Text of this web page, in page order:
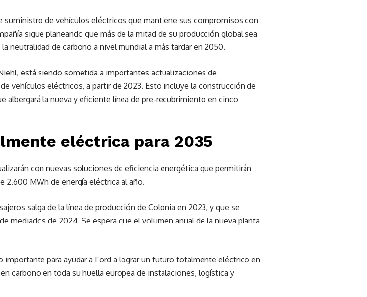
suministro de vehículos eléctricos que mantiene sus compromisos con
sigue planeando que más de la mitad de su producción global sea
neutralidad de carbono a nivel mundial a más tardar en 2050.
está siendo sometida a importantes actualizaciones de
vehículos eléctricos, a partir de 2023. Esto incluye la construcción de
albergará la nueva y eficiente línea de pre-recubrimiento en cinco
eléctrica para 2035
con nuevas soluciones de eficiencia energética que permitirán
2.600 MWh de energía eléctrica al año.
salga de la línea de producción de Colonia en 2023, y que se
mediados de 2024. Se espera que el volumen anual de la nueva planta
importante para ayudar a Ford a lograr un futuro totalmente eléctrico en
carbono en toda su huella europea de instalaciones, logística y